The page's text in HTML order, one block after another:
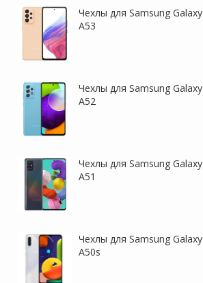
Чехлы для Samsung Galaxy
A53
Чехлы для Samsung Galaxy
A52
Чехлы для Samsung Galaxy
A51
Чехлы для Samsung Galaxy
A50s